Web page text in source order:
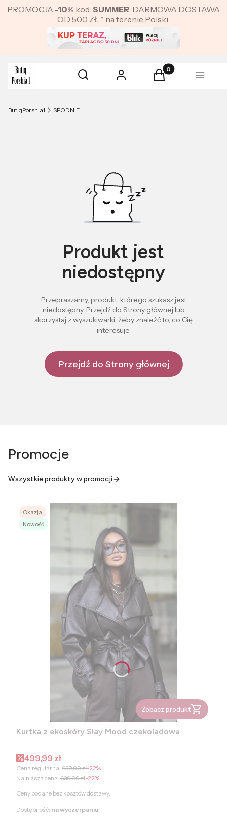
PROMOCJA -10% kod: SUMMER DARMOWA DOSTAWA
OD 500 ZŁ * na terenie Polski
Otwórz wyszukiwarkę
Szukaj Zaloguj się Produkty w
Koszyk Menu
ButiqPorshia1 SPODNIE
Produkt jest
niedostępny
Przepraszamy, produkt, którego szukasz jest
niedostępny. Przejdź do Strony głównej lub
skorzystaj z wyszukiwarki, żeby znaleźć to, co Cię
interesuje.
Przejdź do Strony głównej
Promocje
Wszystkie produkty w promocji
Okazja
Nowość
Zobacz produkt
Kurtka z ekoskóry Slay Mood czekoladowa
Cena promocyjna
499,99 zł
Cena regularna: 639,99 zł-22%
Najniższa cena: 639,99 zł-22%
Ceny podane bez kosztów dostawy.
Dostępność: na wyczerpaniu